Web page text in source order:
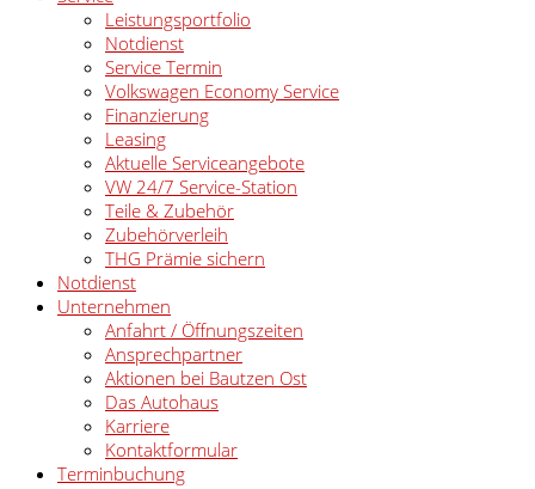
Leistungsportfolio
Notdienst
Service Termin
Volkswagen Economy Service
Finanzierung
Leasing
Aktuelle Serviceangebote
VW 24/7 Service-Station
Teile & Zubehör
Zubehörverleih
THG Prämie sichern
Notdienst
Unternehmen
Anfahrt / Öffnungszeiten
Ansprechpartner
Aktionen bei Bautzen Ost
Das Autohaus
Karriere
Kontaktformular
Terminbuchung